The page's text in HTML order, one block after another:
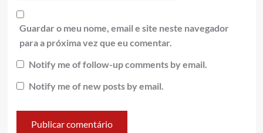
Guardar o meu nome, email e site neste navegador
para a próxima vez que eu comentar.
Notify me of follow-up comments by email.
Notify me of new posts by email.